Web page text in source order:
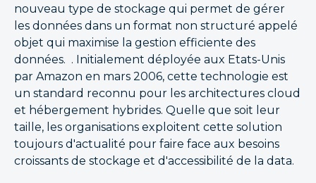
nouveau type de stockage qui permet de gérer
les données dans un format non structuré appelé
objet qui maximise la gestion efficiente des
données. . Initialement déployée aux Etats-Unis
par Amazon en mars 2006, cette technologie est
un standard reconnu pour les architectures cloud
et hébergement hybrides. Quelle que soit leur
taille, les organisations exploitent cette solution
toujours d'actualité pour faire face aux besoins
croissants de stockage et d'accessibilité de la data.